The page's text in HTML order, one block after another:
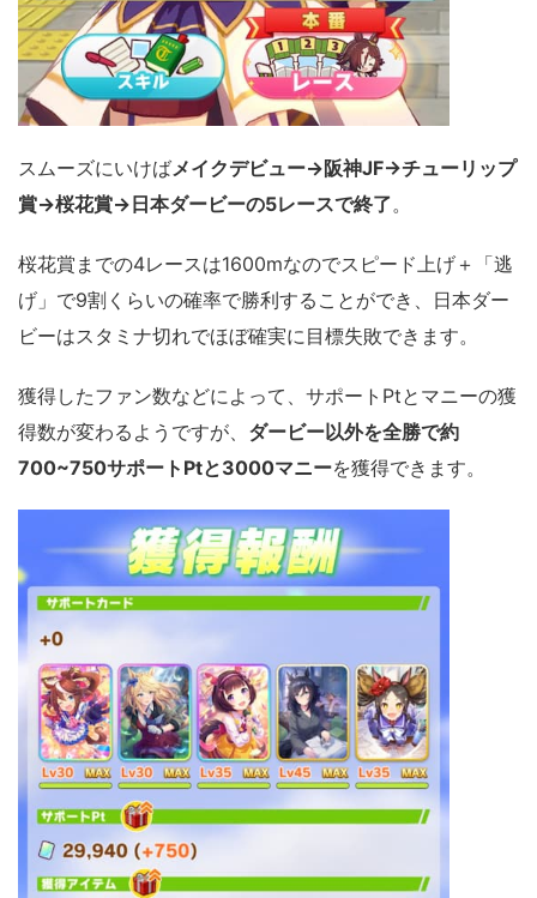
スムーズにいけばメイクデビュー→阪神JF→チューリップ
賞→桜花賞→日本ダービーの5レースで終了。
桜花賞までの4レースは1600mなのでスピード上げ＋「逃
げ」で9割くらいの確率で勝利することができ、日本ダー
ビーはスタミナ切れでほぼ確実に目標失敗できます。
獲得したファン数などによって、サポートPtとマニーの獲
得数が変わるようですが、 ダービー以外を全勝で約
700~750サポートPtと3000マニーを獲得できます。